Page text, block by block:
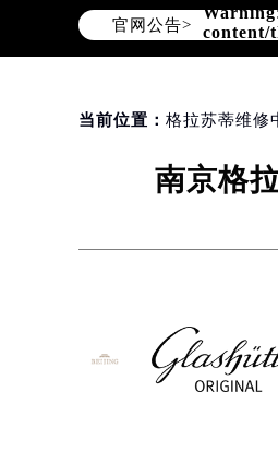
官网公告>
Warning
content/
当前位置： 格拉苏蒂维修
南京格